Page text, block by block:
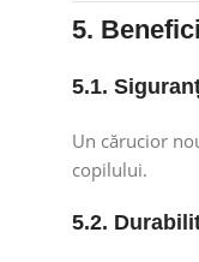
5.
5.1.
Un cărucior
copilului.
5.2.